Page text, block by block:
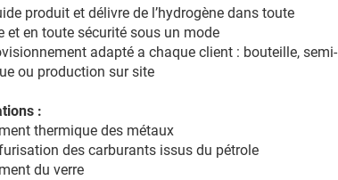
produit et délivre de l’hydrogène dans toute
et en toute sécurité sous un mode
adapté a chaque client : bouteille, semi-
ou production sur site
:
thermique des métaux
des carburants issus du pétrole
du verre